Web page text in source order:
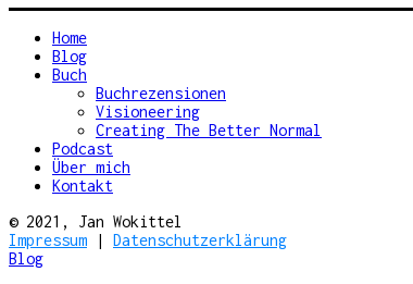
Home
Blog
Buch
Buchrezensionen
Visioneering
Creating The Better Normal
Podcast
Über mich
Kontakt
© 2021, Jan Wokittel
Impressum | Datenschutzerklärung
Blog